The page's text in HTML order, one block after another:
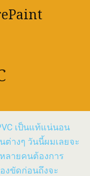
เป็นแท้แน่นอน
ต่างๆ วันนี้ผมเลยจะ
ลายคนต้องการ
งขัดก่อนถึงจะ